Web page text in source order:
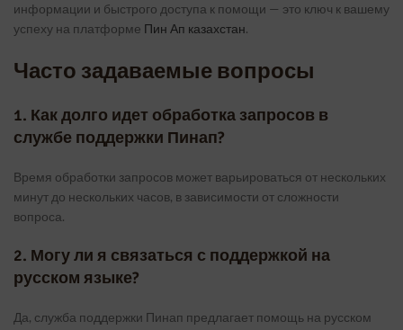
информации и быстрого доступа к помощи — это ключ к вашему
успеху на платформе Пин Ап казахстан.
Часто задаваемые вопросы
1. Как долго идет обработка запросов в
службе поддержки Пинап?
Время обработки запросов может варьироваться от нескольких
минут до нескольких часов, в зависимости от сложности
вопроса.
2. Могу ли я связаться с поддержкой на
русском языке?
Да, служба поддержки Пинап предлагает помощь на русском